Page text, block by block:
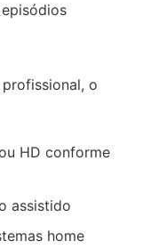
profissional, o
HD conforme
assistido
home